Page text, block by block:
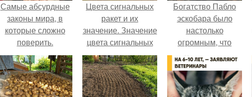
Самые абсурдные
законы мира, в
которые сложно
поверить.
Цвета сигнальных
ракет и их
значение. Значение
цвета сигнальных
патронов и ракет,
вдруг кому
пригодится.
Богатство Пабло
эскобара было
настолько
огромным, что
многие истории о
нём звучат как
вымысел.